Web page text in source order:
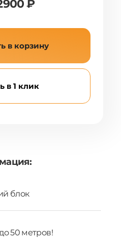
₽
в корзину
в 1 клик
блок
50 метров!